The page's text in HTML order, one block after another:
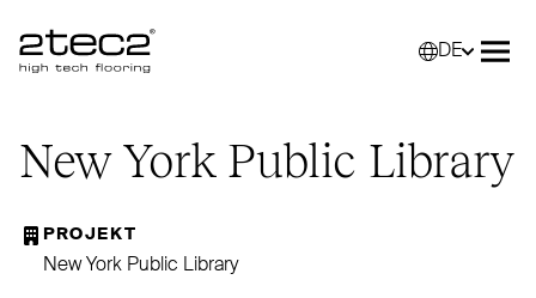
Primary
DE
New York Public Library
PROJEKT
New York Public Library